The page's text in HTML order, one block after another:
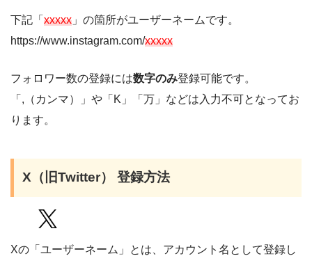
下記「 xxxxx 」の箇所がユーザーネームです。
https://www.instagram.com/xxxxx
フォロワー数の登録には数字のみ登録可能です。
「,（カンマ）」や「K」「万」などは入力不可となってお
ります。
X（旧Twitter） 登録方法
Xの「ユーザーネーム」とは、アカウント名として登録し